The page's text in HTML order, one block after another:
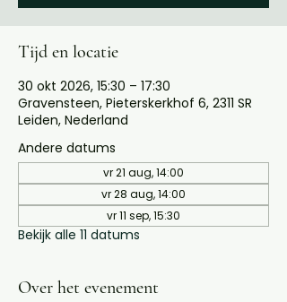
Tijd en locatie
30 okt 2026, 15:30 – 17:30
Gravensteen, Pieterskerkhof 6, 2311 SR
Leiden, Nederland
Andere datums
vr 21 aug, 14:00
vr 28 aug, 14:00
vr 11 sep, 15:30
Bekijk alle 11 datums
Over het evenement